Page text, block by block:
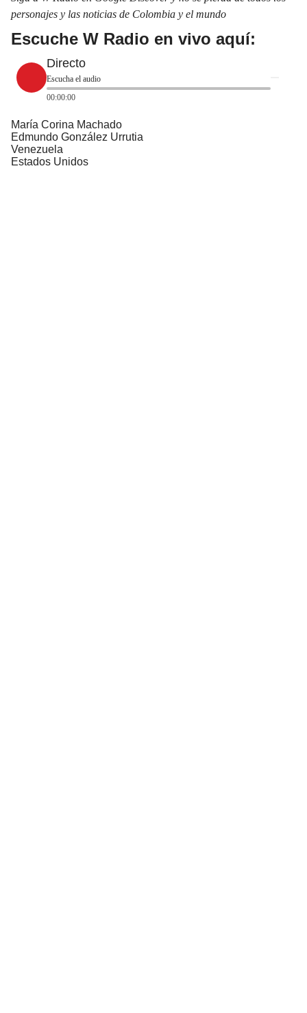
personajes y las noticias de Colombia y el mundo
Escuche W Radio en vivo aquí:
Directo
Escucha el audio
00:00:00
María Corina Machado
Edmundo González Urrutia
Venezuela
Estados Unidos